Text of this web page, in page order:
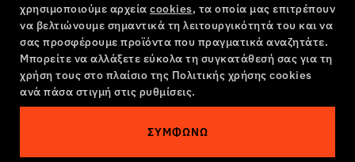
Όροι και προϋποθέσεις
Πολιτική Παραπόνων
Ρυθμίσεις cookies
GDPR
Ελλάδα | Ελληνική γλώσσα
χρησιμοποιούμε αρχεία cookies, τα οποία μας επιτρέπουν
να βελτιώνουμε σημαντικά τη λειτουργικότητά του και να
σας προσφέρουμε προϊόντα που πραγματικά αναζητάτε.
Μπορείτε να αλλάξετε εύκολα τη συγκατάθεσή σας για τη
χρήση τους στο πλαίσιο της Πολιτικής χρήσης cookies
ανά πάσα στιγμή στις ρυθμίσεις.
ΣΥΜΦΩΝΏ